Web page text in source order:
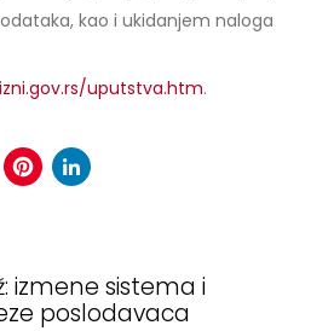
kao i ukidanjem naloga
uputstva.htm.
TwitterPinterest
izmene sistema i
poslodavaca